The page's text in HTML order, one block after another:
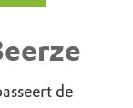
de